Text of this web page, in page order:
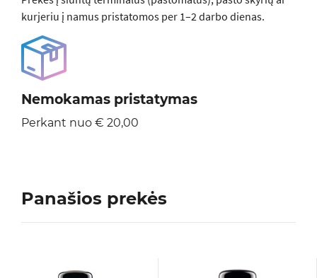
kurjeriu į namus pristatomos per 1–2 darbo dienas.
Nemokamas pristatymas
Perkant nuo € 20,00
Panašios prekės